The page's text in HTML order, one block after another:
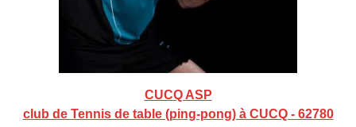
CUCQ ASP
club de Tennis de table (ping-pong) à CUCQ - 62780